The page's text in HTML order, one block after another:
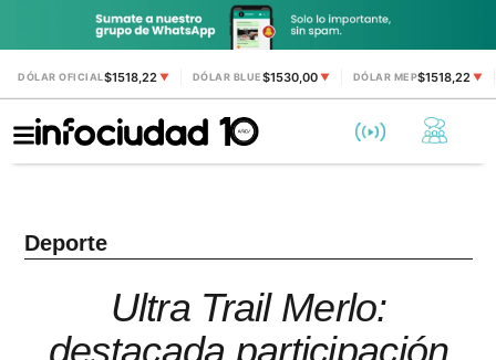
DÓLAR OFICIAL$1518,22 ▼ DÓLAR BLUE$1530,00 ▼ DÓLAR MEP$1518,22 ▼
Deporte
Ultra Trail Merlo:
destacada participación